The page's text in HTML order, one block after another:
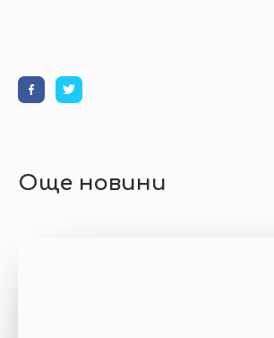
Още новини